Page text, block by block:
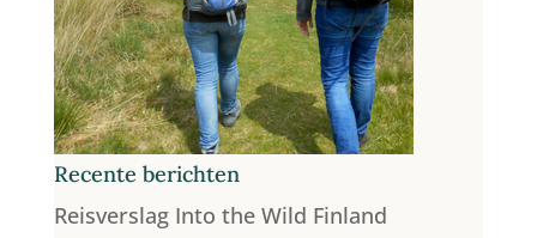
Recente berichten
Reisverslag Into the Wild Finland